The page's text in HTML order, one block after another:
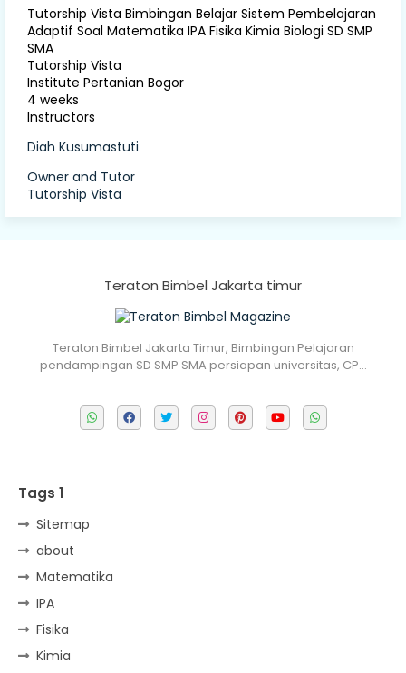
Tutorship Vista Bimbingan Belajar Sistem Pembelajaran
Adaptif Soal Matematika IPA Fisika Kimia Biologi SD SMP
SMA
Tutorship Vista
Institute Pertanian Bogor
4 weeks
Instructors
Diah Kusumastuti
Owner and Tutor
Tutorship Vista
Teraton Bimbel Jakarta timur
Teraton Bimbel Jakarta Timur, Bimbingan Pelajaran
pendampingan SD SMP SMA persiapan universitas, CP…
Tags 1
Sitemap
about
Matematika
IPA
Fisika
Kimia